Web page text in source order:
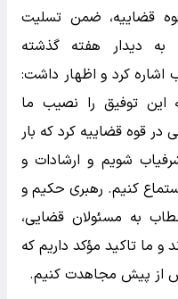
قضاییه، ضمن تسلیت
به دیدار هفته گذشته
اشاره کرد و اظهار داشت:
این توفیق را نصیب ما
در قوه قضاییه کرد که بار
شویم و ارشادات و
کنیم. رهبری حکیم و
به مسئولان قضایی،
و ما تاکید مؤکد داریم که
از پیش مجاهدت کنیم.